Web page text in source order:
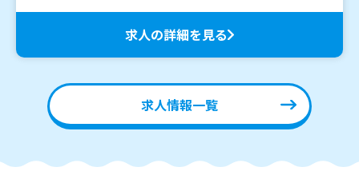
求人の詳細を見る
求人情報一覧